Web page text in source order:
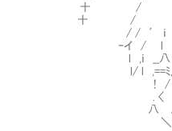
十 /
十 /
/ / ′ ｉ ､
ｰイ / l ﾄ､ _ 斗 V ∧ ﾄ
l ,ｉ __八 Ⅳ ´
l/ l ,==ﾐ,＼| ´￣￣｀
Ⅳ! /
. 〈 厂 从 …すで
八 ､＿＿
＼ ∨ / /